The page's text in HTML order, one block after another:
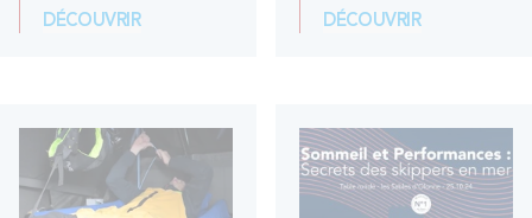
DÉCOUVRIR DÉCOUVRIR